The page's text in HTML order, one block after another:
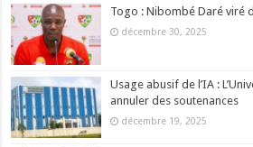
Togo : Nibombé Daré viré
décembre 30, 2025
Usage abusif de l’IA :
annuler des soutenances
décembre 19, 2025